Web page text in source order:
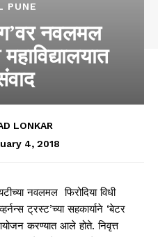
PUNE
नवलमल
LONKAR
4, 2018
नवलमल फिरोदिया विधी
ट्रस्ट’च्या सहकार्याने ‘बेटर
आयोजन करण्यात आले होते. निवृत्त